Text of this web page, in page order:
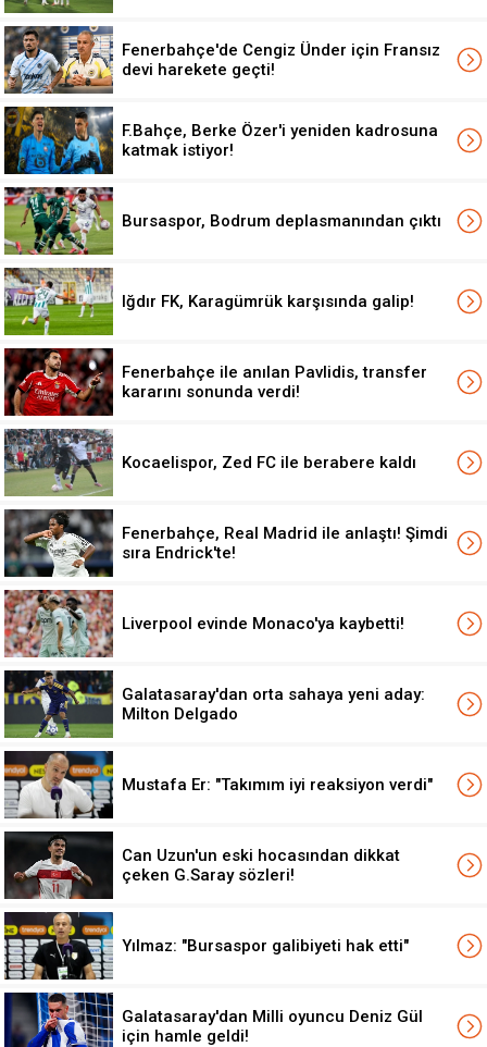
Fenerbahçe'de Cengiz Ünder için Fransız
devi harekete geçti!
F.Bahçe, Berke Özer'i yeniden kadrosuna
katmak istiyor!
Bursaspor, Bodrum deplasmanından çıktı
Iğdır FK, Karagümrük karşısında galip!
Fenerbahçe ile anılan Pavlidis, transfer
kararını sonunda verdi!
Kocaelispor, Zed FC ile berabere kaldı
Fenerbahçe, Real Madrid ile anlaştı! Şimdi
sıra Endrick'te!
Liverpool evinde Monaco'ya kaybetti!
Galatasaray'dan orta sahaya yeni aday:
Milton Delgado
Mustafa Er: "Takımım iyi reaksiyon verdi"
Can Uzun'un eski hocasından dikkat
çeken G.Saray sözleri!
Yılmaz: "Bursaspor galibiyeti hak etti"
Galatasaray'dan Milli oyuncu Deniz Gül
için hamle geldi!